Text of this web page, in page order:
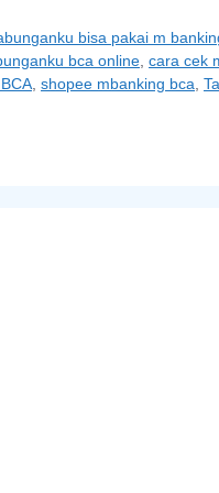
bisa pakai m
bca online cara cek
shopee mbanking bca